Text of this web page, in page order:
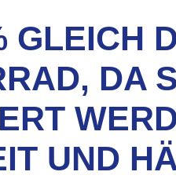
GLEICH
DA
UND